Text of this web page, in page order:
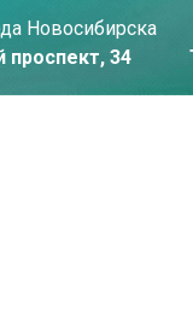
Новосибирска
проспект, 34